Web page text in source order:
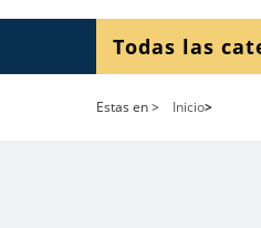
Todas las
Estas en> Inicio>